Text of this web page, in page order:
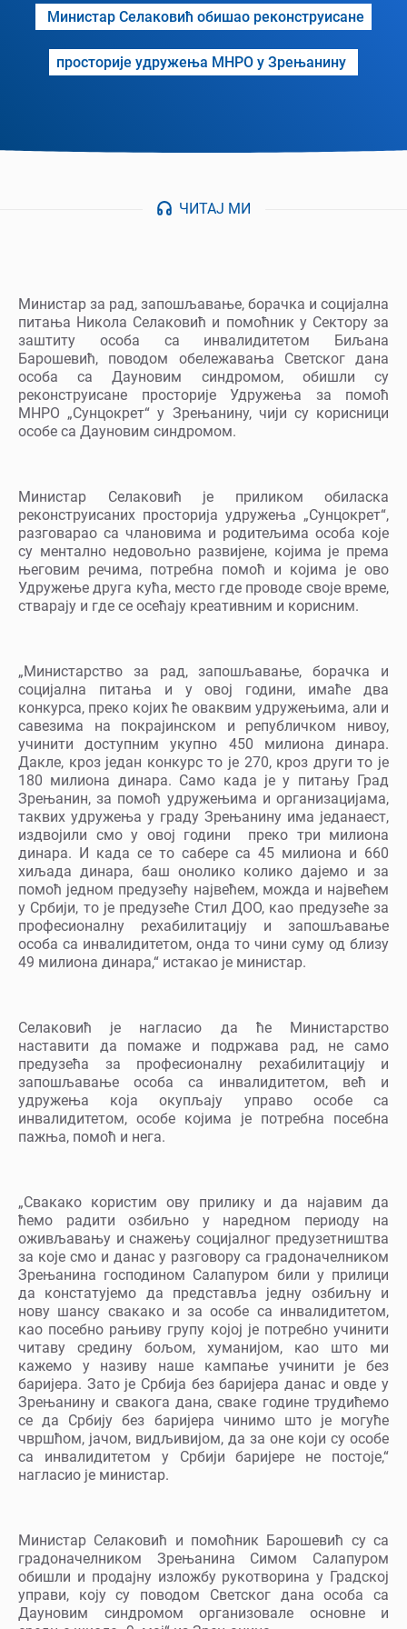
Министар Селаковић обишао реконструисане
просторије удружења МНРО у Зрењанину
ЧИТАЈ МИ
Министар за рад, запошљавање, борачка и социјална
питања Никола Селаковић и помоћник у Сектору за
заштиту особа са инвалидитетом Биљана
Барошевић, поводом обележавања Светског дана
особа са Дауновим синдромом, обишли су
реконструисане просторије Удружења за помоћ
МНРО „Сунцокрет“ у Зрењанину, чији су корисници
особе са Дауновим синдромом.
Министар Селаковић је приликом обиласка
реконструисаних просторија удружења „Сунцокрет“,
разговарао са члановима и родитељима особа које
су ментално недовољно развијене, којима је према
његовим речима, потребна помоћ и којима је ово
Удружење друга кућа, место где проводе своје време,
стварају и где се осећају креативним и корисним.
„Министарство за рад, запошљавање, борачка и
социјална питања и у овој години, имаће два
конкурса, преко којих ће оваквим удружењима, али и
савезима на покрајинском и републичком нивоу,
учинити доступним укупно 450 милиона динара.
Дакле, кроз један конкурс то је 270, кроз други то је
180 милиона динара. Само када је у питању Град
Зрењанин, за помоћ удружењима и организацијама,
таквих удружења у граду Зрењанину има једанаест,
издвојили смо у овој години преко три милиона
динара. И када се то сабере са 45 милиона и 660
хиљада динара, баш онолико колико дајемо и за
помоћ једном предузећу највећем, можда и највећем
у Србији, то је предузеће Стил ДОО, као предузеће за
професионалну рехабилитацију и запошљавање
особа са инвалидитетом, онда то чини суму од близу
49 милиона динара,“ истакао је министар.
Селаковић је нагласио да ће Министарство
наставити да помаже и подржава рад, не само
предузећа за професионалну рехабилитацију и
запошљавање особа са инвалидитетом, већ и
удружења која окупљају управо особе са
инвалидитетом, особе којима је потребна посебна
пажња, помоћ и нега.
„Свакако користим ову прилику и да најавим да
ћемо радити озбиљно у наредном периоду на
оживљавању и снажењу социјалног предузетништва
за које смо и данас у разговору са градоначелником
Зрењанина господином Салапуром били у прилици
да констатујемо да представља једну озбиљну и
нову шансу свакако и за особе са инвалидитетом,
као посебно рањиву групу којој је потребно учинити
читаву средину бољом, хуманијом, као што ми
кажемо у називу наше кампање учинити је без
баријера. Зато је Србија без баријера данас и овде у
Зрењанину и свакога дана, сваке године трудићемо
се да Србију без баријера чинимо што је могуће
чвршћом, јачом, видљивијом, да за оне који су особе
са инвалидитетом у Србији баријере не постоје,“
нагласио је министар.
Министар Селаковић и помоћник Барошевић су са
градоначелником Зрењанина Симом Салапуром
обишли и продајну изложбу рукотворина у Градској
управи, коју су поводом Светског дана особа са
Дауновим синдромом организовале основне и